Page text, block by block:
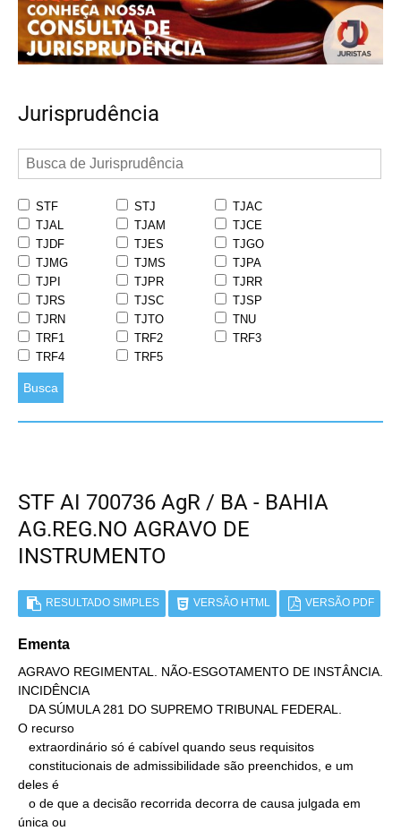
Jurisprudência
STF STJ
TJAC
TJAL
TJAM
TJCE
TJDF
TJES
TJGO
TJMG
TJMS
TJPA
TJPI
TJPR
TJRR
TJRS
TJSC
TJSP
TJRN
TJTO
TNU
TRF1
TRF2
TRF3
TRF4
TRF5
Busca
STF AI 700736 AgR / BA - BAHIA
AG.REG.NO AGRAVO DE
INSTRUMENTO
RESULTADO SIMPLES VERSÃO HTML VERSÃO PDF
Ementa
AGRAVO REGIMENTAL. NÃO-ESGOTAMENTO DE INSTÂNCIA.
INCIDÊNCIA
O recurso
deles é
única ou